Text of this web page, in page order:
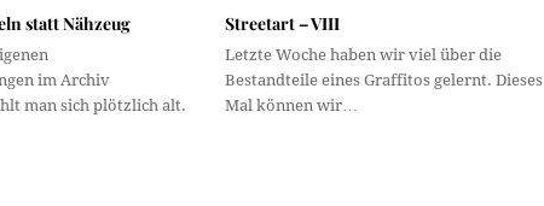
statt Nähzeug
im Archiv
man sich plötzlich alt.
Streetart – VIII
Letzte Woche haben wir viel über die
Bestandteile eines Graffitos gelernt. Dieses
Mal können wir…